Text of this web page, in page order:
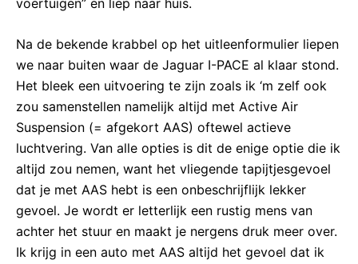
Na de bekende krabbel op het uitleenformulier liepen
we naar buiten waar de Jaguar I-PACE al klaar stond.
Het bleek een uitvoering te zijn zoals ik ‘m zelf ook
zou samenstellen namelijk altijd met Active Air
Suspension (= afgekort AAS) oftewel actieve
luchtvering. Van alle opties is dit de enige optie die ik
altijd zou nemen, want het vliegende tapijtjesgevoel
dat je met AAS hebt is een onbeschrijflijk lekker
gevoel. Je wordt er letterlijk een rustig mens van
achter het stuur en maakt je nergens druk meer over.
Ik krijg in een auto met AAS altijd het gevoel dat ik